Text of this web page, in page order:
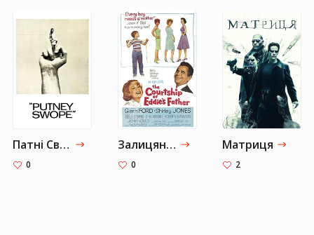
Патні Своуп
0
Залицяння батька Едді
0
Матриця
2